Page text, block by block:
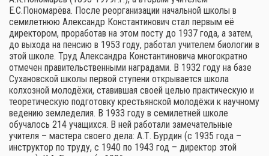
Е.С.Пономарёва. После реорганизации начальной школы в
семилетнюю Александр Константинович стал первым её
директором, проработав на этом посту до 1937 года, а затем,
до выхода на пенсию в 1953 году, работал учителем биологии в
этой школе. Труд Александра Константиновича многократно
отмечен правительственными наградами. В 1932 году на базе
Сухановской школы первой ступени открывается школа
колхозной молодёжи, ставившая своей целью практическую и
теоретическую подготовку крестьянской молодёжи к научному
ведению земледелия. В 1933 году в семилетней школе
обучалось 214 учащихся. В ней работали замечательные
учителя – мастера своего дела: А.Т. Бурдин (с 1935 года –
инструктор по труду, с 1940 по 1943 год – директор этой